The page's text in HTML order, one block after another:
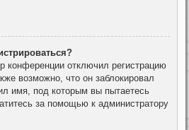
конференции отключил регистрацию
возможно, что он заблокировал
имя, под которым вы пытаетесь
за помощью к администратору